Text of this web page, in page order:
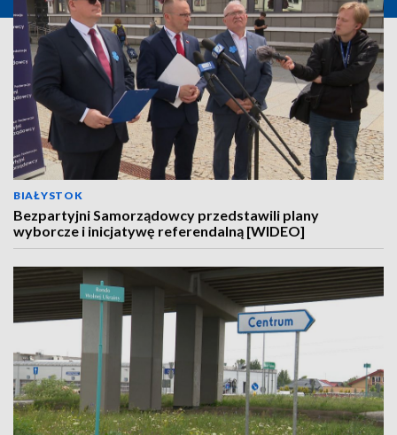
BIAŁYSTOK
Bezpartyjni Samorządowcy przedstawili plany
wyborcze i inicjatywę referendalną [WIDEO]